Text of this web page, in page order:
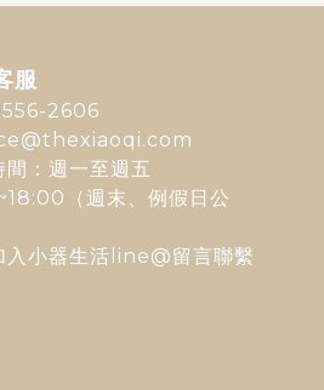
服
2606
間：週一至週五
（週末、例假日公
小器生活line@留言聯繫